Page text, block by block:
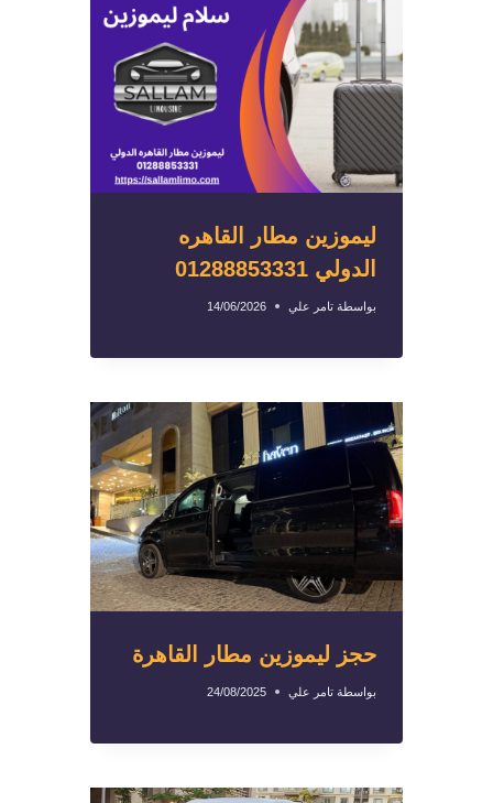
ليموزين مطار القاهره
الدولي 01288853331
بواسطة تامر علي 14/06/2026
حجز ليموزين مطار القاهرة
بواسطة تامر علي 24/08/2025